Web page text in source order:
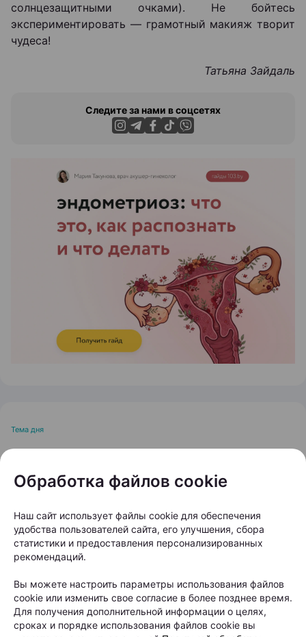
солнцезащитными очками). Не бойтесь
экспериментировать — грамотный макияж творит
чудеса!
Татьяна Зайдаль
Следите за нами в соцсетях
ЭФФЕКТИВНАЯ РЕКЛАМА НА САЙТЕ
Тема дня
волос: кому и когда
нужно обращаться к
трихологу?
На расческе остается все больше волос, пробор
становится шире, а в интернете советуют то
Обработка файлов cookie
Наш сайт использует файлы cookie для обеспечения
удобства пользователей сайта, его улучшения, сбора
статистики и предоставления персонализированных
рекомендаций.
Вы можете настроить параметры использования файлов
cookie или изменить свое согласие в более позднее время.
Для получения дополнительной информации о целях,
сроках и порядке использования файлов cookie вы